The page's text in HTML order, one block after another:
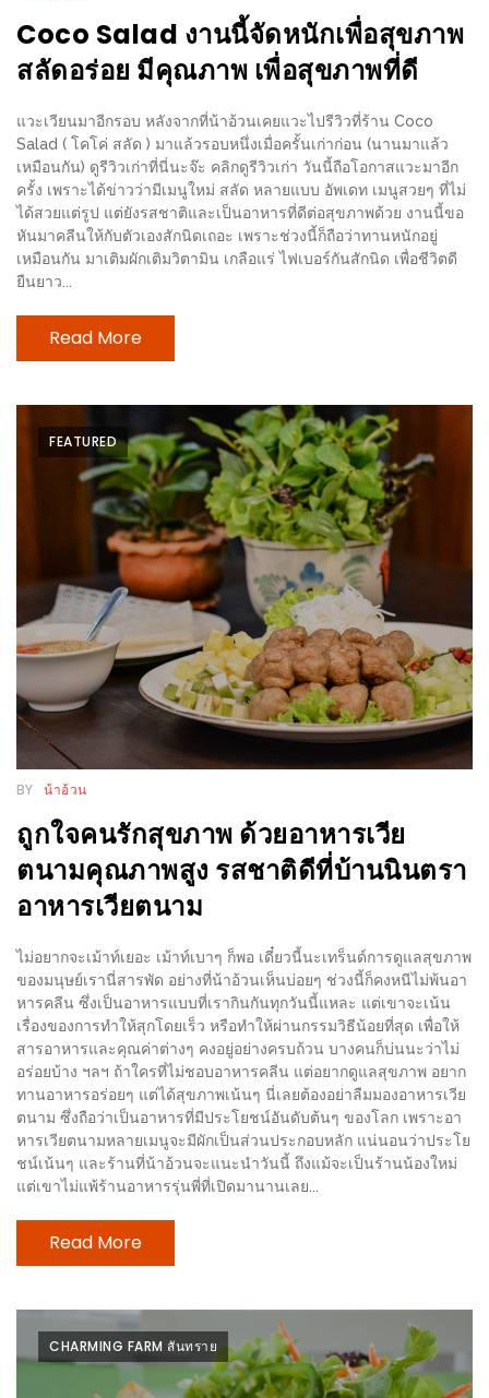
PLUS
สมา
โฟน
ที่
เอาใจ
ขา
กิน
เฉพาะ
อิ่ม
กิน
ไม่
ยั้ง
หมู
กระทะ
&
ทะเล
เผา
เชียงใหม่
งบ
ไม่
ปลาย
เกิน
300
บาท
เกี่ยว
กับ
เว็บ
น้า
อ้วน
ชวน
หิว
เจ้าของ
ร้าน
ร้าน
เพื่อน
Coco Salad งานนี้จัดหนักเพื่อสุขภาพ
สลัดอร่อย มีคุณภาพ เพื่อสุขภาพที่ดี
แวะเวียนมาอีกรอบ หลังจากที่น้าอ้วนเคยแวะไปรีวิวที่ร้าน Coco
Salad ( โคโค่ สลัด ) มาแล้วรอบหนึ่งเมื่อครั้นเก่าก่อน (นานมาแล้ว
เหมือนกัน) ดูรีวิวเก่าที่นี่นะจ๊ะ คลิกดูรีวิวเก่า วันนี้ถือโอกาสแวะมาอีก
ครั้ง เพราะได้ข่าวว่ามีเมนูใหม่ สลัด หลายแบบ อัพเดท เมนูสวยๆ ที่ไม่
ได้สวยแต่รูป แต่ยังรสชาติและเป็นอาหารที่ดีต่อสุขภาพด้วย งานนี้ขอ
หันมาคลีนให้กับตัวเองสักนิดเถอะ เพราะช่วงนี้ก็ถือว่าทานหนักอยู่
เหมือนกัน มาเติมผักเติมวิตามิน เกลือแร่ ไฟเบอร์กันสักนิด เพื่อชีวิตดี
ยืนยาว...
Read More
FEATURED
BY น้าอ้วน
ถูกใจคนรักสุขภาพ ด้วยอาหารเวีย
ตนามคุณภาพสูง รสชาติดีที่บ้านนินตรา
อาหารเวียตนาม
ไม่อยากจะเม้าท์เยอะ เม้าท์เบาๆ ก็พอ เดี๋ยวนี้นะเทร็นด์การดูแลสุขภาพ
ของมนุษย์เรานี่สารพัด อย่างที่น้าอ้วนเห็นบ่อยๆ ช่วงนี้ก็คงหนีไม่พ้นอา
หารคลีน ซึ่งเป็นอาหารแบบที่เรากินกันทุกวันนี้แหละ แต่เขาจะเน้น
เรื่องของการทำให้สุกโดยเร็ว หรือทำให้ผ่านกรรมวิธีน้อยที่สุด เพื่อให้
สารอาหารและคุณค่าต่างๆ คงอยู่อย่างครบถ้วน บางคนก็บ่นนะว่าไม่
อร่อยบ้าง ฯลฯ ถ้าใครที่ไม่ชอบอาหารคลีน แต่อยากดูแลสุขภาพ อยาก
ทานอาหารอร่อยๆ แต่ได้สุขภาพเน้นๆ นี่เลยต้องอย่าลืมมองอาหารเวีย
ตนาม ซึ่งถือว่าเป็นอาหารที่มีประโยชน์อันดับต้นๆ ของโลก เพราะอา
หารเวียตนามหลายเมนูจะมีผักเป็นส่วนประกอบหลัก แน่นอนว่าประโย
ชน์เน้นๆ และร้านที่น้าอ้วนจะแนะนำวันนี้ ถึงแม้จะเป็นร้านน้องใหม่
แต่เขาไม่แพ้ร้านอาหารรุ่นพี่ที่เปิดมานานเลย...
Read More
CHARMING FARM สันทราย